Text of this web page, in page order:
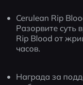
Cerulean Rip
Разорвите суть
Rip Blood от
часов.
Награда за